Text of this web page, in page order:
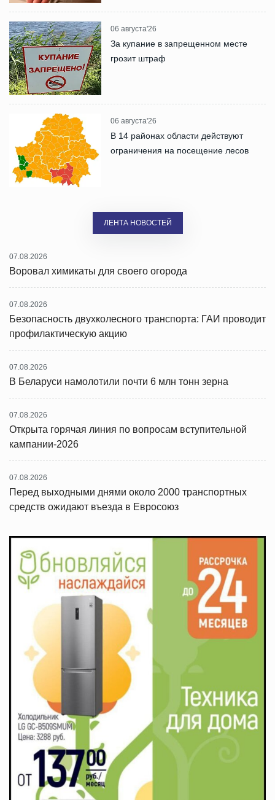
06 августа'26
За купание в запрещенном месте
грозит штраф
06 августа'26
В 14 районах области действуют
ограничения на посещение лесов
ЛЕНТА НОВОСТЕЙ
07.08.2026
Воровал химикаты для своего огорода
07.08.2026
Безопасность двухколесного транспорта: ГАИ проводит
профилактическую акцию
07.08.2026
В Беларуси намолотили почти 6 млн тонн зерна
07.08.2026
Открыта горячая линия по вопросам вступительной
кампании-2026
07.08.2026
Перед выходными днями около 2000 транспортных
средств ожидают въезда в Евросоюз